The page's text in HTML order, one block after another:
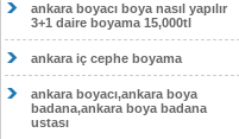
ankara boyacı boya nasıl yapılır
3+1 daire boyama 15,000tl
ankara iç cephe boyama
ankara boyacı,ankara boya
badana,ankara boya badana
ustası